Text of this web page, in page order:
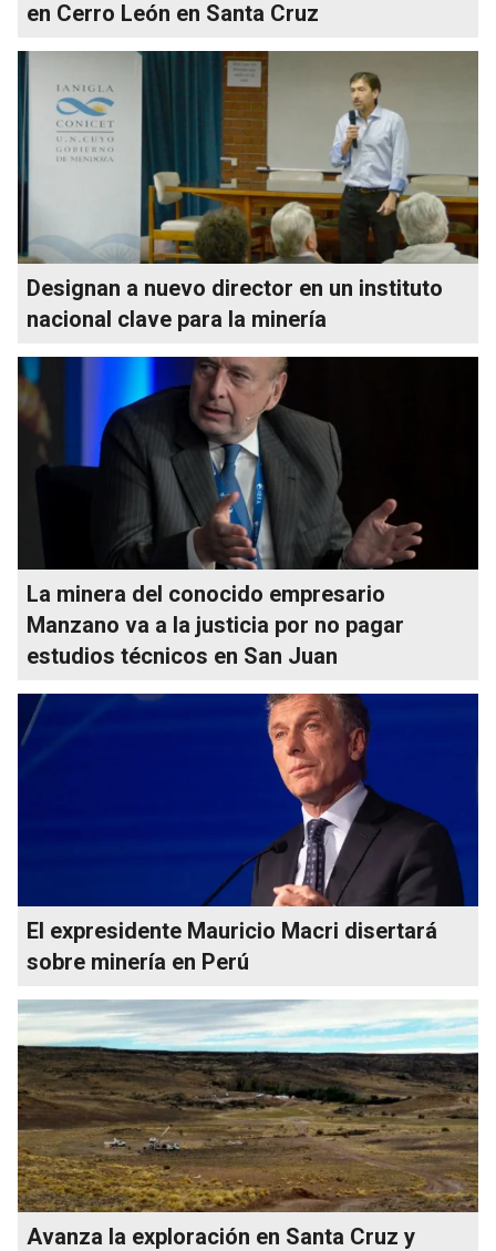
en Cerro León en Santa Cruz
Designan a nuevo director en un instituto
nacional clave para la minería
La minera del conocido empresario
Manzano va a la justicia por no pagar
estudios técnicos en San Juan
El expresidente Mauricio Macri disertará
sobre minería en Perú
Avanza la exploración en Santa Cruz y